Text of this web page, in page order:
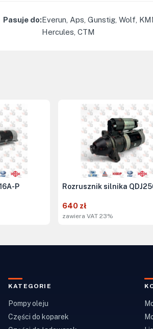
Pasuje do:Everun, Aps, Gunstig, Wolf,
Hercules, CTM
P Rozrusznik silnika
640 zł
zawiera VAT 23%
KATEGORIE
Pompy oleju
Części do koparek